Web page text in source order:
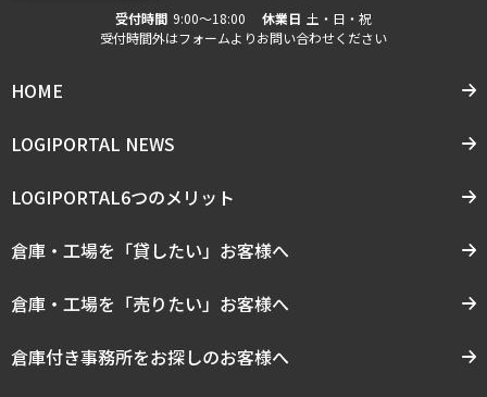
受付時間 9:00〜18:00 休業日 土・日・祝
受付時間外はフォームよりお問い合わせください
HOME
LOGIPORTAL NEWS
LOGIPORTAL6つのメリット
倉庫・工場を「貸したい」お客様へ
倉庫・工場を「売りたい」お客様へ
倉庫付き事務所をお探しのお客様へ